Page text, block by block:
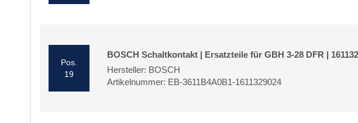
Pos.
19
BOSCH Schaltkontakt | Ersatzteile für GBH 3-28 DFR |
Hersteller: BOSCH
Artikelnummer: EB-3611B4A0B1-1611329024